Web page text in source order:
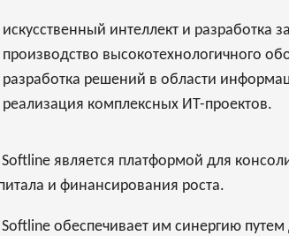
искусственный интеллект и разработка
производство высокотехнологичного
разработка решений в области
реализация комплексных ИТ-проектов.
Softline является платформой для
и финансирования роста.
Softline обеспечивает им синергию